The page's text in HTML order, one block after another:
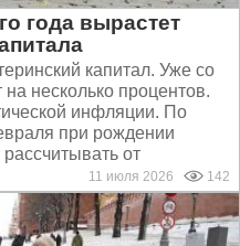
года вырастет
капитал. Уже со
несколько процентов.
инфляции. По
при рождении
от
11 июля 2026 142